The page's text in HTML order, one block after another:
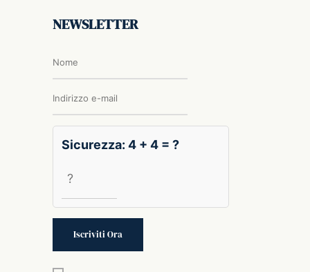
NEWSLETTER
Sicurezza: 4 + 4 = ?